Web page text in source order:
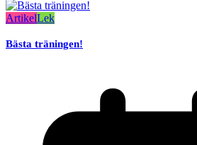
ArtikelLek
Bästa träningen!